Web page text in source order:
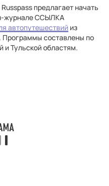
предлагает начать
журнале ССЫЛКА
автопутешествий из
Программы составлены по
и Тульской областям.